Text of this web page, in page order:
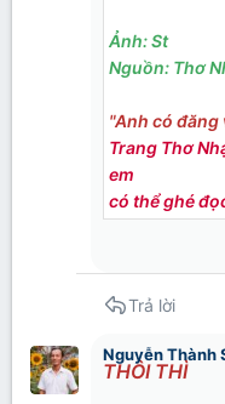
Ảnh: St
Nguồn: Thơ
"Anh có đăng
Trang Thơ
em
có thể ghé
Trả lời
Nguyễn Thành
THÔI THÌ